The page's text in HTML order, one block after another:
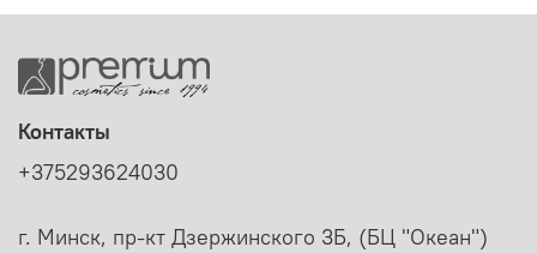
Контакты
+375293624030
г. Минск, пр-кт Дзержинского 3Б, (БЦ "Океан")